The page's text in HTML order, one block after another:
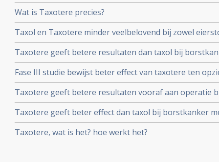
Wat is Taxotere precies?
Taxol en Taxotere minder veelbelovend bij zowel
beweerd, aldus arts - bioloog drs. E. Valstar na
van dr. Nortier in Nederlands Tijdschrift voor
Taxotere geeft betere resultaten dan taxol bij
gerandomiseerde studie
Fase III studie bewijst beter effect van taxotere ten
antracycline gebaseerde chemo.
Taxotere geeft betere resultaten vooraf aan operatie
gerandomiseerde fase III studie
Taxotere geeft beter effect dan taxol bij borstkanker
lymfklieren, aldus gerandomiseerde grootschalige
kritiek op taxol en taxotere bij zowel borstkanker als
Taxotere, wat is het? hoe werkt het?